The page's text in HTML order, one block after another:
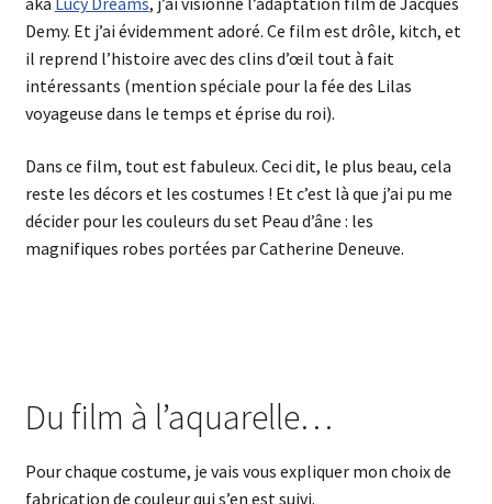
Demy. Et j’ai évidemment adoré. Ce film est drôle, kitch, et
il reprend l’histoire avec des clins d’œil tout à fait
intéressants (mention spéciale pour la fée des Lilas
voyageuse dans le temps et éprise du roi).
Dans ce film, tout est fabuleux. Ceci dit, le plus beau, cela
reste les décors et les costumes ! Et c’est là que j’ai pu me
décider pour les couleurs du set Peau d’âne : les
magnifiques robes portées par Catherine Deneuve.
Du film à l’aquarelle…
Pour chaque costume, je vais vous expliquer mon choix de
fabrication de couleur qui s’en est suivi.